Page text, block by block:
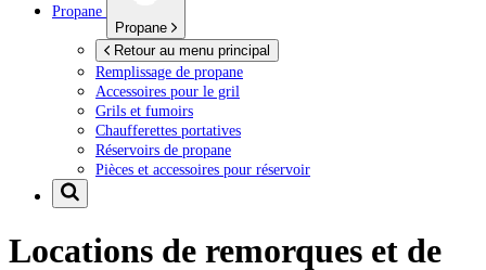
Propane
Propane
Retour au menu principal
Remplissage de propane
Accessoires pour le gril
Grils et fumoirs
Chaufferettes portatives
Réservoirs de propane
Pièces et accessoires pour réservoir
Locations de remorques et de